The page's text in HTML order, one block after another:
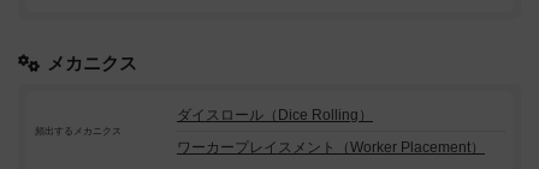
メカニクス
頻出するメカニクス
ダイスロール（Dice Rolling）
ワーカープレイスメント（Worker Placement）